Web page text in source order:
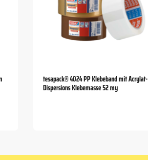
tesapack® 4024 PP Klebeband mit Acrylat-
Dispersions Klebemasse 52 my